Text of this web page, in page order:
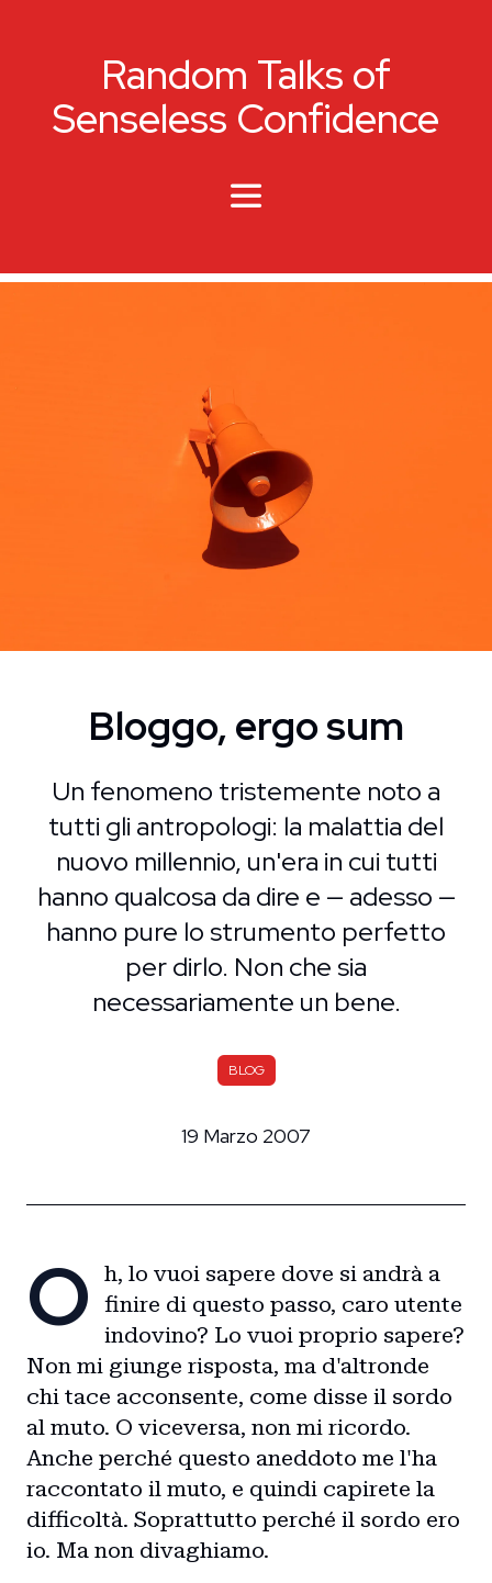
Random Talks of
Senseless Confidence
Bloggo, ergo sum
Un fenomeno tristemente noto a
tutti gli antropologi: la malattia del
nuovo millennio, un'era in cui tutti
hanno qualcosa da dire e — adesso —
hanno pure lo strumento perfetto
per dirlo. Non che sia
necessariamente un bene.
BLOG
19 Marzo 2007
O
h, lo vuoi sapere dove si andrà a
finire di questo passo, caro utente
indovino? Lo vuoi proprio sapere?
Non mi giunge risposta, ma d'altronde
chi tace acconsente, come disse il sordo
al muto. O viceversa, non mi ricordo.
Anche perché questo aneddoto me l'ha
raccontato il muto, e quindi capirete la
difficoltà. Soprattutto perché il sordo ero
io. Ma non divaghiamo.